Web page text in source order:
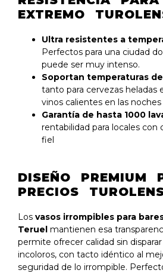
EXTREMO
Ultra resistentes a
Perfectos para una ciudad
puede ser muy intenso.
Soportan temperaturas de
tanto para cervezas heladas
vinos calientes en las
Garantía de hasta 1000
rentabilidad para locales con
fiel
DISEÑO PREMIUM
PRECIOS
Los vasos irrompibles para
Teruel mantienen esa
permite ofrecer calidad sin
incoloros, con tacto idéntico al
seguridad de lo irrompible.